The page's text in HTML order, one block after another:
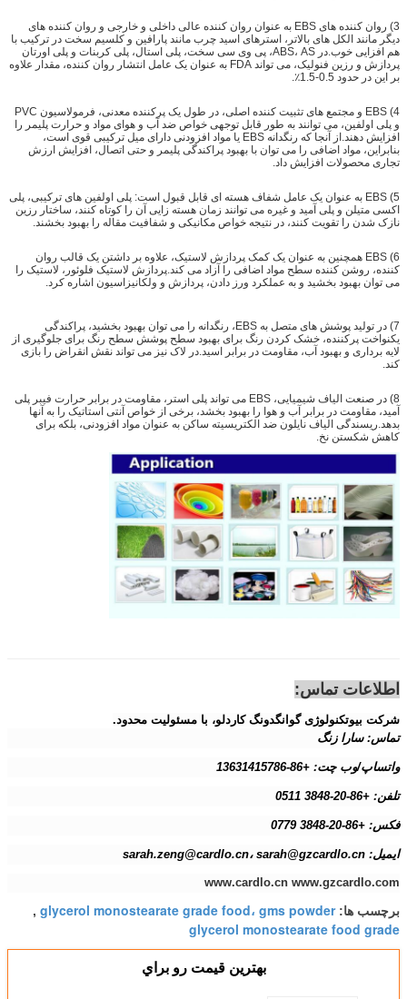
3) روان کننده های EBS به عنوان روان کننده عالی داخلی و خارجی و روان کننده های
دیگر مانند الکل های بالاتر، استرهای اسید چرب مانند پارافین و کلسیم سخت در ترکیب با
هم افزایی خوب.در ABS، AS، پی وی سی سخت، پلی استال، پلی کربنات و پلی اورتان
پردازش و رزین فنولیک، می تواند FDA به عنوان یک عامل انتشار روان کننده، مقدار علاوه
بر این در حدود 0.5-1.5٪.
4) EBS و مجتمع های تثبیت کننده اصلی، در طول یک پرکننده معدنی، فرمولاسیون PVC
و پلی اولفین، می توانند به طور قابل توجهی خواص ضد آب و هوای مواد و حرارت پلیمر را
افزایش دهند.از آنجا که رنگدانه EBS یا مواد افزودنی دارای میل ترکیبی قوی است،
بنابراین، مواد اضافی را می توان با بهبود پراکندگی پلیمر و حتی اتصال، افزایش ارزش
تجاری محصولات افزایش داد.
5) EBS به عنوان یک عامل شفاف هسته ای قابل قبول است: پلی اولفین های ترکیبی، پلی
اکسی متیلن و پلی آمید و غیره می توانند زمان هسته زایی آن را کوتاه کنند، ساختار رزین
نازک شدن را تقویت کنند، در نتیجه خواص مکانیکی و شفافیت مقاله را بهبود بخشند.
6) EBS همچنین به عنوان یک کمک پردازش لاستیک، علاوه بر داشتن یک قالب روان
کننده، روشن کننده سطح مواد اضافی را آزاد می کند.پردازش لاستیک فلوئور، لاستیک را
می توان بهبود بخشید و به عملکرد ورز دادن، پردازش و ولکانیزاسیون اشاره کرد.
7) در تولید پوشش های متصل به EBS، رنگدانه را می توان بهبود بخشید، پراکندگی
یکنواخت پرکننده، خشک کردن رنگ برای بهبود سطح پوشش سطح رنگ برای جلوگیری از
لایه برداری و بهبود آب، مقاومت در برابر اسید.در لاک نیز می تواند نقش انقراض را بازی
کند.
8) در صنعت الیاف شیمیایی، EBS می تواند پلی استر، مقاومت در برابر حرارت فیبر پلی
آمید، مقاومت در برابر آب و هوا را بهبود بخشد، برخی از خواص آنتی استاتیک را به آنها
بدهد.ریسندگی الیاف نایلون ضد الکتریسیته ساکن به عنوان مواد افزودنی، بلکه برای
کاهش شکستن نخ.
اطلاعات تماس:
شرکت بیوتکنولوژی گوانگدونگ کاردلو، با مسئولیت محدود.
تماس: سارا زنگ
واتساپ/وب چت: +86-13631415786
تلفن: +86-20-3848 0511
فکس: +86-20-3848 0779
ایمیل: sarah.zeng@cardlo.cn، sarah@gzcardlo.cn
www.cardlo.cn www.gzcardlo.com
برچسب ها:glycerol monostearate grade food، gms powder ,
glycerol monostearate food grade
بهترين قيمت رو براي